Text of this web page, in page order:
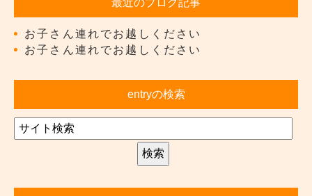
最近のブログ記事
お子さん連れでお越しください
お子さん連れでお越しください
entryの検索